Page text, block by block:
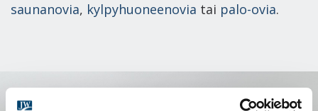
saunanovia, kylpyhuoneenovia tai palo-ovia.